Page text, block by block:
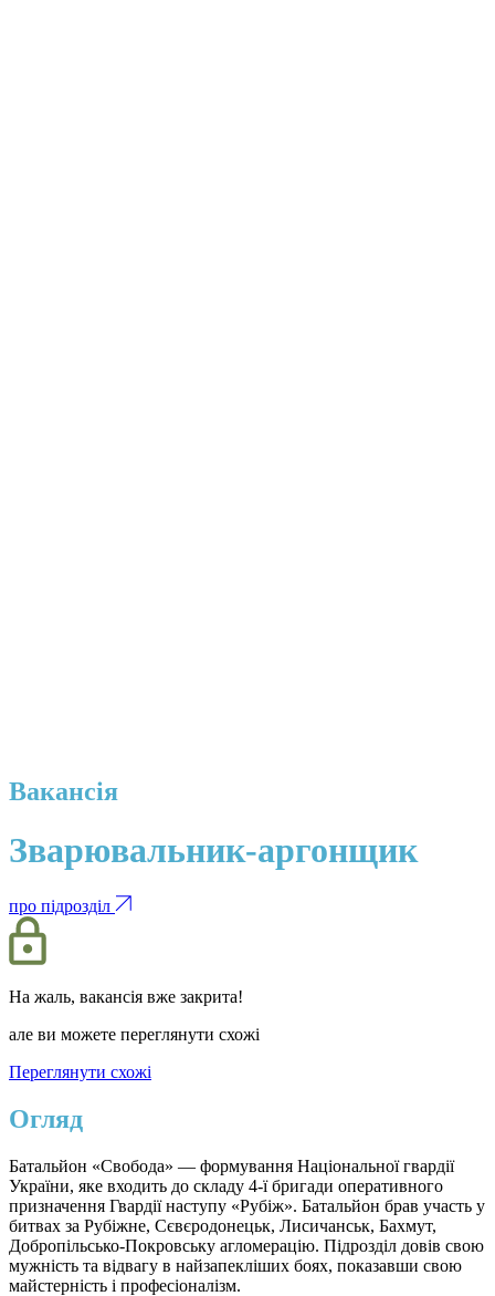
Вакансія
Зварювальник-аргонщик
про підрозділ
На жаль, вакансія вже закрита!
але ви можете переглянути схожі
Переглянути схожі
Огляд
Батальйон «Свобода» — формування Національної гвардії
України, яке входить до складу 4-ї бригади оперативного
призначення Гвардії наступу «Рубіж». Батальйон брав участь у
битвах за Рубіжне, Сєвєродонецьк, Лисичанськ, Бахмут,
Добропільсько-Покровську агломерацію. Підрозділ довів свою
мужність та відвагу в найзапекліших боях, показавши свою
майстерність і професіоналізм.